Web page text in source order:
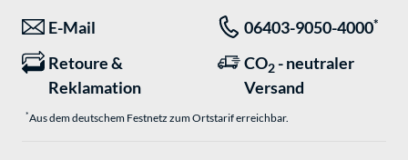
E-Mail 06403-9050-4000*
Retoure &
Reklamation
CO2 - neutraler
Versand
*Aus dem deutschem Festnetz zum Ortstarif erreichbar.